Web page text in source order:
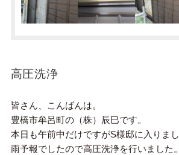
高圧洗浄
皆さん、こんばんは。
豊橋市牟呂町の（株）辰巳です。
本日も午前中だけですがS様邸に入りまし
雨予報でしたので高圧洗浄を行いました。